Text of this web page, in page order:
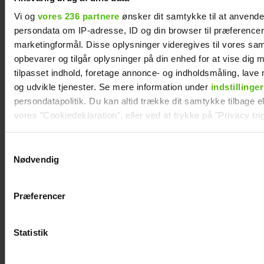
Vi og vores 236 partnere ønsker dit samtykke til at
persondata om IP-adresse, ID og din browser til
marketingformål. Disse oplysninger videregives til vores
opbevarer og tilgår oplysninger på din enhed for at vise dig
tilpasset indhold, foretage annonce- og indholdsmåling, lave
og udvikle tjenester. Se mere information under indstillinger
persondatapolitik. Du kan altid trække dit samtykke tilbage
vores "Cookiedeklaration", eller ved at trykke på "Privacy
Vi anvender egne cookies og cookies fra tredjeparter til at
generere statistik og huske dine præferencer samt til brug
Nødvendig
Præferencer
Statistik
program: Vi
mangler respekten
for de ældre
med særlig gæst
på scenen